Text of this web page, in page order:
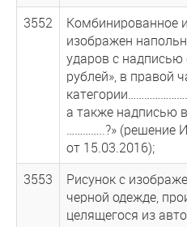
3552
Комбинированное
изображен
ударов с надписью
рублей», в правой
а также надписью
…………..?» (решение
от 15.03.2016);
3553
Рисунок с
черной одежде,
целящегося из